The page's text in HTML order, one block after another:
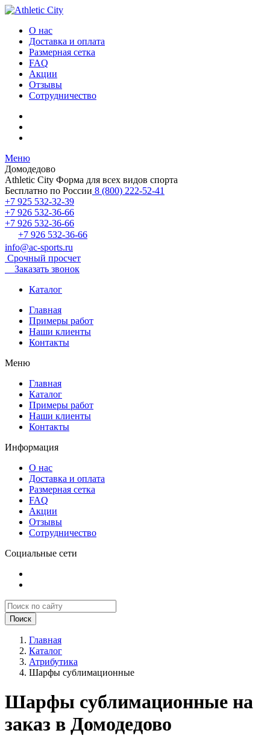
О нас
Доставка и оплата
Размерная сетка
FAQ
Акции
Отзывы
Сотрудничество
Меню
Домодедово
Athletic City Форма для всех видов спорта
Бесплатно по России 8 (800) 222-52-41
+7 925 532-32-39
+7 926 532-36-66
+7 926 532-36-66
+7 926 532-36-66
info@ac-sports.ru
Срочный просчет
Заказать звонок
Каталог
Главная
Примеры работ
Наши клиенты
Контакты
Меню
Главная
Каталог
Примеры работ
Наши клиенты
Контакты
Информация
О нас
Доставка и оплата
Размерная сетка
FAQ
Акции
Отзывы
Сотрудничество
Социальные сети
Поиск
Главная
Каталог
Атрибутика
Шарфы сублимационные
Шарфы сублимационные на
заказ в Домодедово